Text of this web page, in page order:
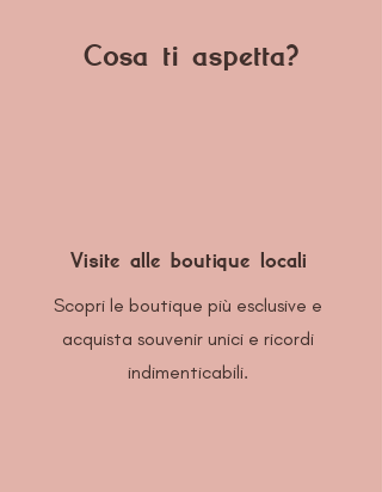
Cosa ti aspetta?
Visite alle boutique locali
Scopri le boutique più esclusive e
acquista souvenir unici e ricordi
indimenticabili.